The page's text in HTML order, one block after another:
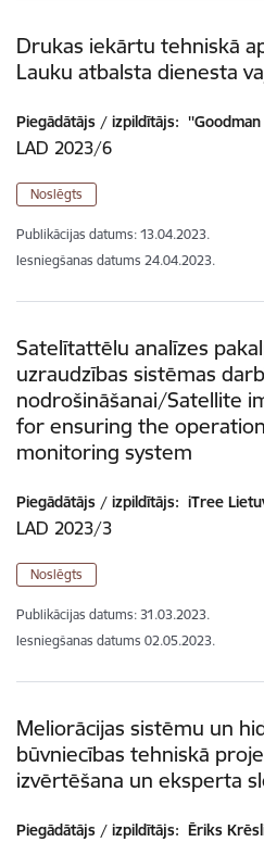
Drukas iekārtu tehniskā
Lauku atbalsta dienesta
Piegādātājs / izpildītājs:
LAD 2023/6
Noslēgts
Publikācijas datums: 13.04.2023.
Iesniegšanas datums 24.04.2023.
Satelītattēlu analīzes
uzraudzības sistēmas
nodrošināšanai/Satellite
for ensuring the
monitoring system
Piegādātājs / izpildītājs: iTree
LAD 2023/3
Noslēgts
Publikācijas datums: 31.03.2023.
Iesniegšanas datums 02.05.2023.
Meliorācijas sistēmu un
būvniecības tehniskā
izvērtēšana un eksperta
Piegādātājs / izpildītājs: Ēriks